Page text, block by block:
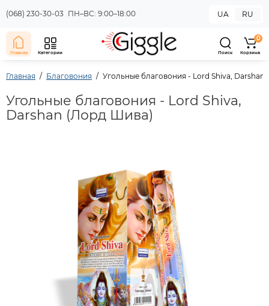
(068) 230-30-03 ПН–ВС: 9:00–18:00 UA RU
Главная Категории Поиск
0
Корзина
Главная Благовония Угольные благовония - Lord Shiva,
Угольные благовония - Lord Shiva,
Darshan (Лорд Шива)